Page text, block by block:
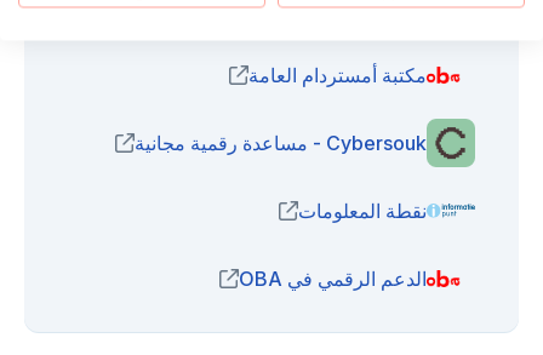
الدعم في المنطقة
مكتبة أمستردام العامة (opens in new window)
Cybersouk - مساعدة رقمية مجانية (opens in new window)
نقطة المعلومات (opens in new window)
الدعم الرقمي في OBA (opens in new window)